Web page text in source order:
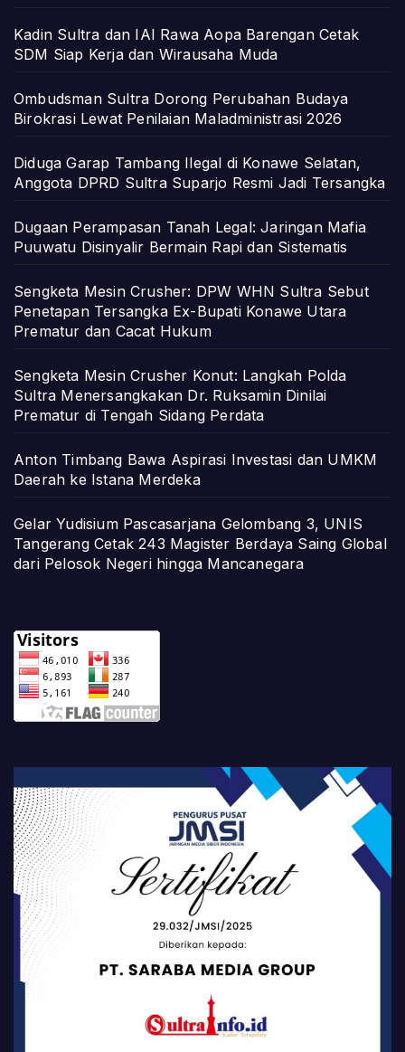
Kadin Sultra dan IAI Rawa Aopa Barengan Cetak
SDM Siap Kerja dan Wirausaha Muda
Ombudsman Sultra Dorong Perubahan Budaya
Birokrasi Lewat Penilaian Maladministrasi 2026
Diduga Garap Tambang Ilegal di Konawe Selatan,
Anggota DPRD Sultra Suparjo Resmi Jadi Tersangka
Dugaan Perampasan Tanah Legal: Jaringan Mafia
Puuwatu Disinyalir Bermain Rapi dan Sistematis
Sengketa Mesin Crusher: DPW WHN Sultra Sebut
Penetapan Tersangka Ex-Bupati Konawe Utara
Prematur dan Cacat Hukum
Sengketa Mesin Crusher Konut: Langkah Polda
Sultra Menersangkakan Dr. Ruksamin Dinilai
Prematur di Tengah Sidang Perdata
Anton Timbang Bawa Aspirasi Investasi dan UMKM
Daerah ke Istana Merdeka
Gelar Yudisium Pascasarjana Gelombang 3, UNIS
Tangerang Cetak 243 Magister Berdaya Saing Global
dari Pelosok Negeri hingga Mancanegara